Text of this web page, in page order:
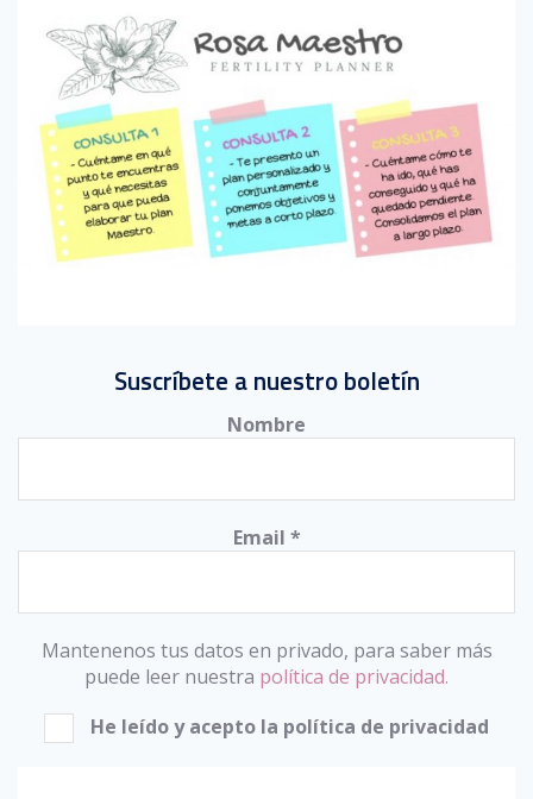
Suscríbete a nuestro boletín
Nombre
Email *
Mantenenos tus datos en privado, para saber más
puede leer nuestra política de privacidad.
He leído y acepto la política de privacidad